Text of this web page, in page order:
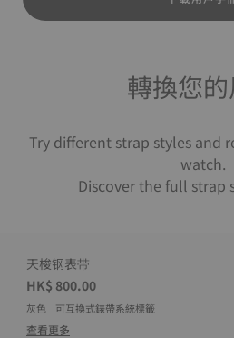
轉換您
Try different strap styles and
watch.
Discover the full strap
天梭钢表带
HK$ 800.00
灰色 可互換式錶帶系統標籤
查看更多